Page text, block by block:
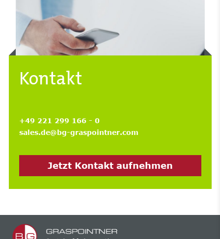
Kontakt
+49 221 299 166 - 0
sales.de@bg-graspointner.com
Jetzt Kontakt aufnehmen